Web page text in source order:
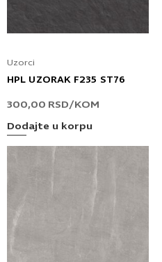
Uzorci
HPL UZORAK F235 ST76
300,00 RSD/KOM
Dodajte u korpu